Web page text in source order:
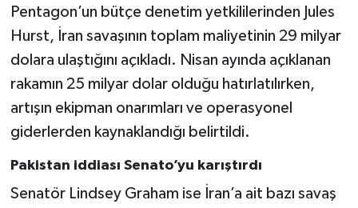
Pentagon’un bütçe denetim yetkililerinden Jules
Hurst, İran savaşının toplam maliyetinin 29 milyar
dolara ulaştığını açıkladı. Nisan ayında açıklanan
rakamın 25 milyar dolar olduğu hatırlatılırken,
artışın ekipman onarımları ve operasyonel
giderlerden kaynaklandığı belirtildi.
Pakistan iddiası Senato’yu karıştırdı
Senatör Lindsey Graham ise İran’a ait bazı savaş